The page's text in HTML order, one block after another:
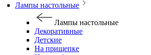
Лампы настольные
Лампы настольные
Декоративные
Детские
На прищепке